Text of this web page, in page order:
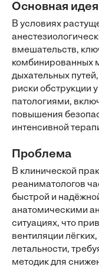
Основная идея
В условиях
вмешательств,
комбинированных
дыхательных
риски обструкции
патологиями,
повышения
интенсивной
Проблема
В клинической
реаниматологов
быстрой и
анатомическими
ситуациях, что
вентиляции
летальности,
методик для